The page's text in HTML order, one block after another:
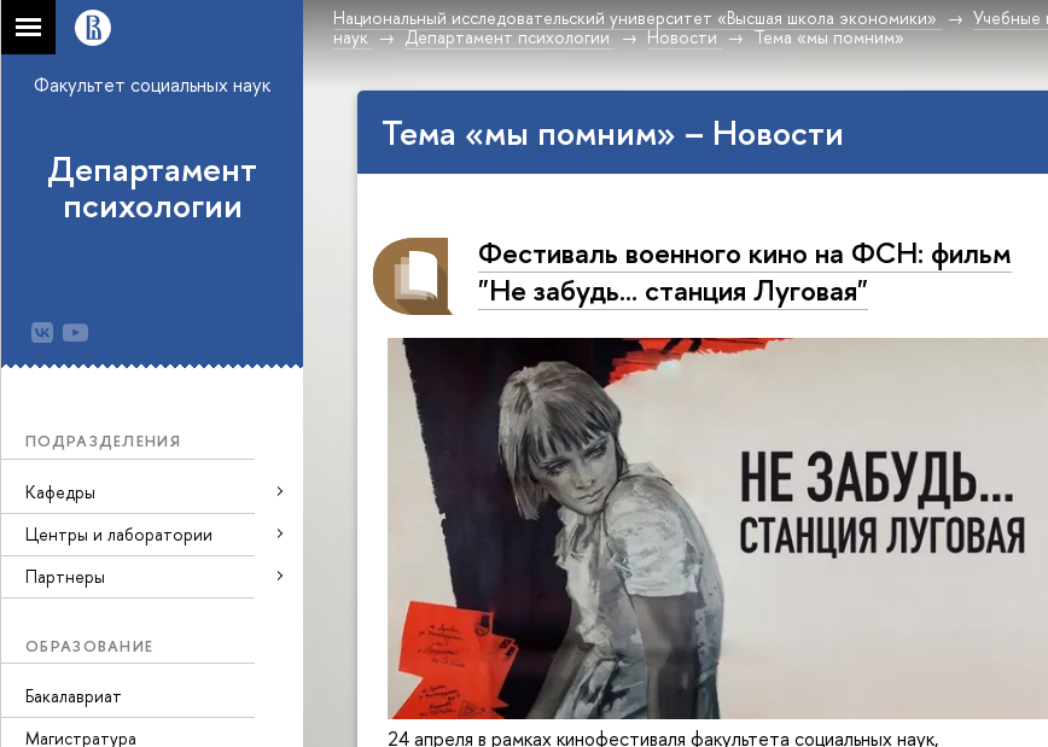
Национальный исследовательский университет «Высшая школа экономики» Учебные
наук
Департамент психологии Новости Тема «мы помним»
Факультет социальных наук
Департамент
психологии
ПОДРАЗДЕЛЕНИЯ
Кафедры
Центры и лаборатории
Партнеры
ОБРАЗОВАНИЕ
Бакалавриат
Магистратура
Тема «мы помним» – Новости
Фестиваль военного кино на ФСН: фильм
"Не забудь... станция Луговая"
24 апреля в рамках кинофестиваля факультета социальных наук,